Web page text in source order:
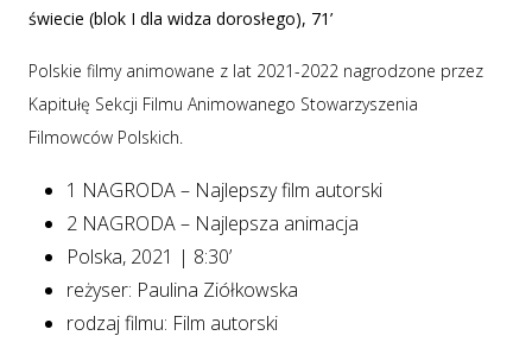
świecie (blok I dla widza dorosłego), 71’
Polskie filmy animowane z lat 2021-2022 nagrodzone przez
Kapitułę Sekcji Filmu Animowanego Stowarzyszenia
Filmowców Polskich.
1 NAGRODA – Najlepszy film autorski
2 NAGRODA – Najlepsza animacja
Polska, 2021 | 8:30’
reżyser: Paulina Ziółkowska
rodzaj filmu: Film autorski